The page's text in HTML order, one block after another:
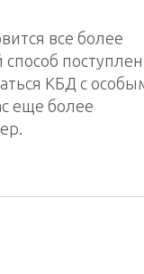
все более
КБД с
еще более